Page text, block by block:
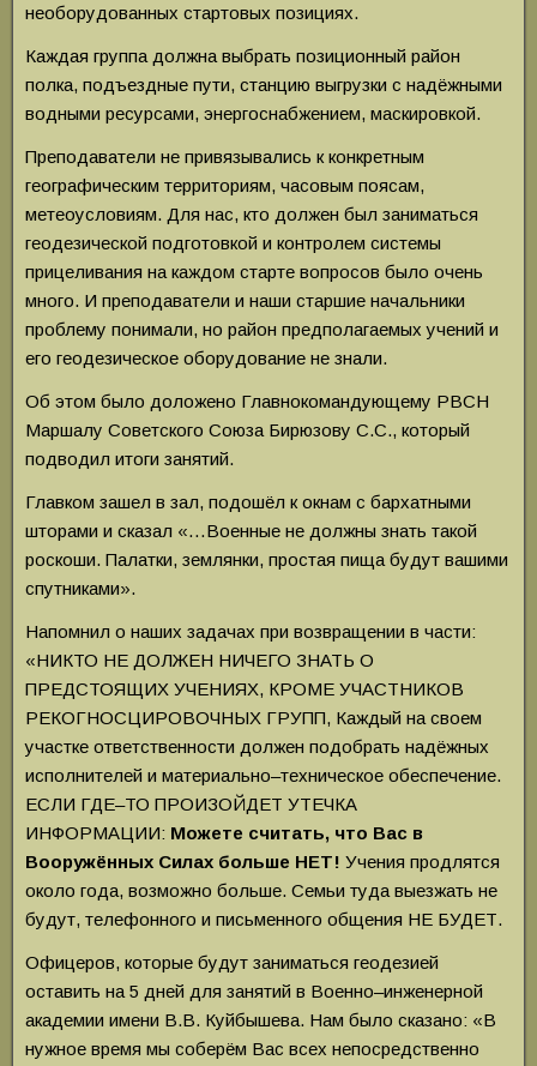
необорудованных стартовых позициях.
Каждая группа должна выбрать позиционный район
полка, подъездные пути, станцию выгрузки с надёжными
водными ресурсами, энергоснабжением, маскировкой.
Преподаватели не привязывались к конкретным
географическим территориям, часовым поясам,
метеоусловиям. Для нас, кто должен был заниматься
геодезической подготовкой и контролем системы
прицеливания на каждом старте вопросов было очень
много. И преподаватели и наши старшие начальники
проблему понимали, но район предполагаемых учений и
его геодезическое оборудование не знали.
Об этом было доложено Главнокомандующему РВСН
Маршалу Советского Союза Бирюзову С.С., который
подводил итоги занятий.
Главком зашел в зал, подошёл к окнам с бархатными
шторами и сказал «…Военные не должны знать такой
роскоши. Палатки, землянки, простая пища будут вашими
спутниками».
Напомнил о наших задачах при возвращении в части:
«НИКТО НЕ ДОЛЖЕН НИЧЕГО ЗНАТЬ О
ПРЕДСТОЯЩИХ УЧЕНИЯХ, КРОМЕ УЧАСТНИКОВ
РЕКОГНОСЦИРОВОЧНЫХ ГРУПП, Каждый на своем
участке ответственности должен подобрать надёжных
исполнителей и материально–техническое обеспечение.
ЕСЛИ ГДЕ–ТО ПРОИЗОЙДЕТ УТЕЧКА
ИНФОРМАЦИИ: Можете считать, что Вас в
Вооружённых Силах больше НЕТ! Учения продлятся
около года, возможно больше. Семьи туда выезжать не
будут, телефонного и письменного общения НЕ БУДЕТ.
Офицеров, которые будут заниматься геодезией
оставить на 5 дней для занятий в Военно–инженерной
академии имени В.В. Куйбышева. Нам было сказано: «В
нужное время мы соберём Вас всех непосредственно